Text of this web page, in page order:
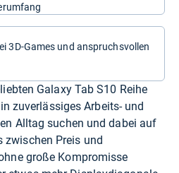
3D-Games und anspruchsvollen
Galaxy Tab S10 Reihe
zuverlässiges Arbeits- und
Alltag suchen und dabei auf
zwischen Preis und
große Kompromisse